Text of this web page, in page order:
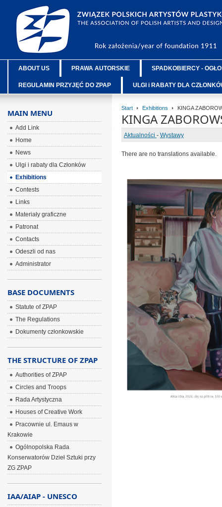
ABOUT US PRAWA AUTORSKIE SPADKOBIERCY -
REGULAMIN PRZYJĘĆ DO ZPAP ULGI i RABATY DLA
Start Exhibitions KINGA
KINGA
Aktualności - Wystawy
There are no translations available.
MAIN MENU
Add Link
Home
News
Ulgi i rabaty dla Członków
Exhibitions
Contests
Links
Materiały graficzne
Patronat
Contacts
Odeszli od nas
Administrator
BASE DOCUMENTS
Statute of ZPAP
The Regulations
Dokumenty członkowskie
THE STRUCTURE OF ZPAP
Authorities of ZPAP
Circles and Troops
Rada Artystyczna
Houses of Creative Work
Pracownie ul. Emaus w
Krakowie
Ogólnopolska Rada
Konserwatorów Dzieł Sztuki przy
ZG ZPAP
IAA/AIAP - UNESCO